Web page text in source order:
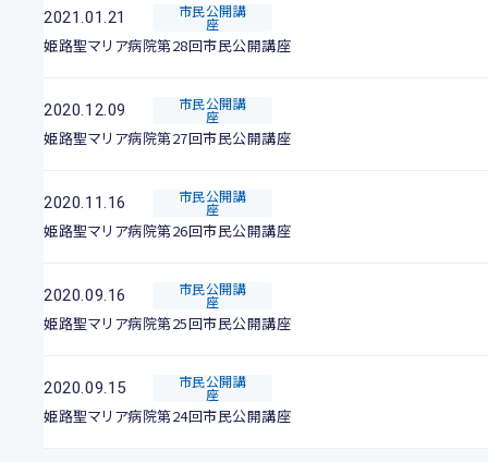
2021.01.21 市民公開講
座
姫路聖マリア病院第28回市民公開講座
2020.12.09 市民公開講
座
姫路聖マリア病院第27回市民公開講座
2020.11.16 市民公開講
座
姫路聖マリア病院第26回市民公開講座
2020.09.16 市民公開講
座
姫路聖マリア病院第25回市民公開講座
2020.09.15 市民公開講
座
姫路聖マリア病院第24回市民公開講座